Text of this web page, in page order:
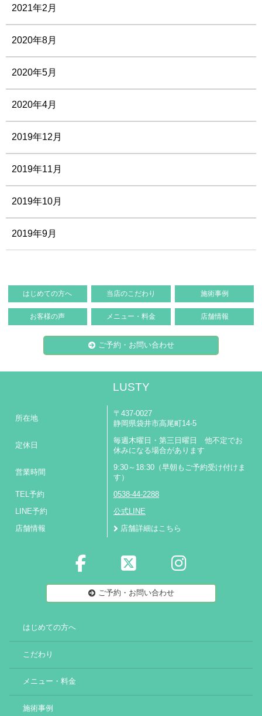
2021年2月
2020年8月
2020年5月
2020年4月
2019年12月
2019年11月
2019年10月
2019年9月
はじめての方へ 当店のこだわり 施術事例
お客様の声 メニュー・料金 店舗情報
ご予約・お問い合わせ
LUSTY
所在地
〒437-0027
静岡県袋井市高尾町14-5
定休日
毎週木曜日・第三日曜日 他不定でお
休みになる場合があります
営業時間
9:30～18:30（早朝もご予約受け付けま
す）
TEL予約 0538-44-2288
LINE予約 公式LINE
店舗情報 店舗詳細はこちら
ご予約・お問い合わせ
はじめての方へ
こだわり
メニュー・料金
施術事例